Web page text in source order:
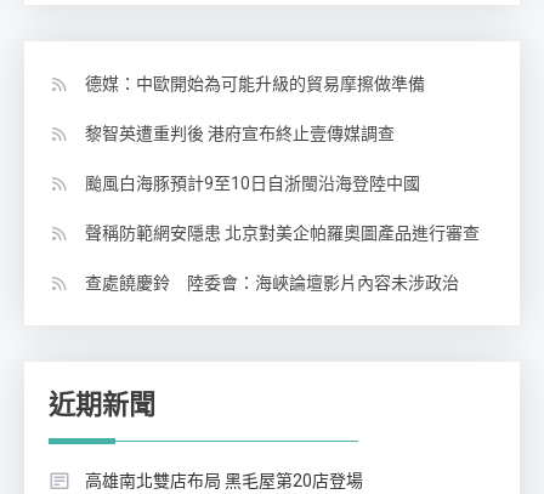
德媒：中歐開始為可能升級的貿易摩擦做準備
黎智英遭重判後 港府宣布終止壹傳媒調查
颱風白海豚預計9至10日自浙閩沿海登陸中國
聲稱防範網安隱患 北京對美企帕羅奧圖產品進行審查
查處饒慶鈴 陸委會：海峽論壇影片內容未涉政治
近期新聞
高雄南北雙店布局 黑毛屋第20店登場